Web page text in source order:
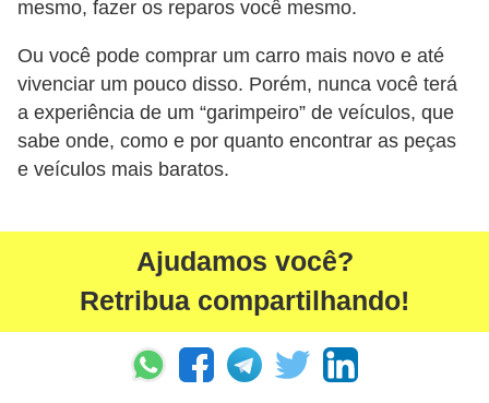
mesmo, fazer os reparos você mesmo.
Ou você pode comprar um carro mais novo e até
vivenciar um pouco disso. Porém, nunca você terá
a experiência de um “garimpeiro” de veículos, que
sabe onde, como e por quanto encontrar as peças
e veículos mais baratos.
Ajudamos você?
Retribua compartilhando!